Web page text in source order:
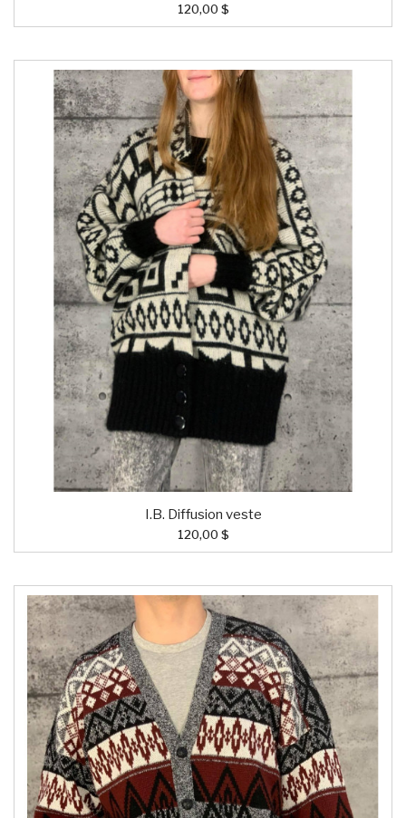
120,00 $
I.B. Diffusion veste
120,00 $